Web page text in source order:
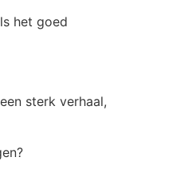
het goed
sterk verhaal,